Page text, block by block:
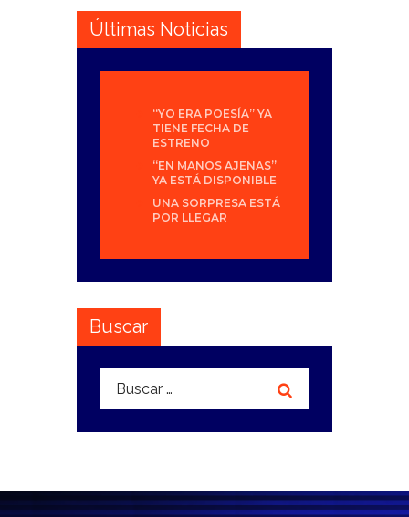
Últimas Noticias
“YO ERA POESÍA” YA
TIENE FECHA DE
ESTRENO
“EN MANOS AJENAS”
YA ESTÁ DISPONIBLE
UNA SORPRESA ESTÁ
POR LLEGAR
Buscar
Buscar: